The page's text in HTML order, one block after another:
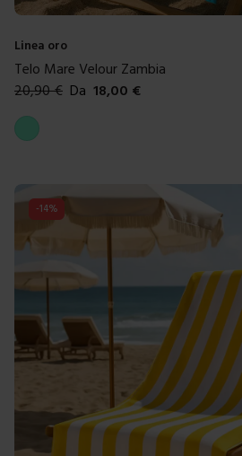
Linea oro
Telo Mare Velour Zambia
20,90€ Da 18,00 €
Colori disponibili
Acqua marina
-14%